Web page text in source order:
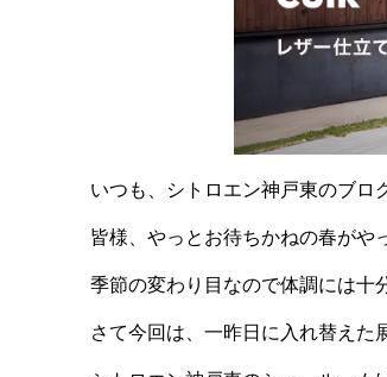
いつも、シトロエン神戸東のブロ
皆様、やっとお待ちかねの春がや
季節の変わり目なので体調には十
さて今回は、一昨日に入れ替えた